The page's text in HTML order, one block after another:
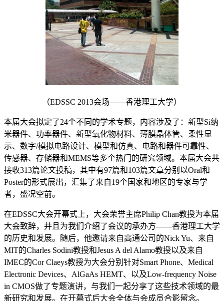
（EDSSC 2013会场——香港理工大学）
本届大会拟定了24个不同的学术专题，内容涉及了：新型Si纳
米器件、功率器件、新型氧化物材料、薄膜晶体管、柔性显
示、数字/模拟电路设计、模型和仿真、电路和器件可靠性、
传感器、存储器和MEMS等多个热门的研究领域。本届大会共
接收313篇论文投稿，其中有97篇和103篇文章分别以Oral和
Poster的形式展出，汇集了来自19个国家和地区的专家与学
者，盛况空前。
在EDSSC大会开幕式上，大会荣誉主席Philip Chan教授为本届
大会致辞，并且为我们介绍了会议的承办方——香港理工大学
的历史和发展。随后，他邀请来自高通公司的Nick Yu、来自
MIT的Charles Sodini教授和Jesus A del Alamo教授以及来自
IMEC的Cor Claeys教授为大会分别针对Smart Phone、Medical
Electronic Devices、AlGaAs HEMT、以及Low-frequency Noise
in CMOS做了专题演讲，与我们一起分享了这些技术领域的最
新研究和发展。在开幕式后大会全体与会成员合影留念。